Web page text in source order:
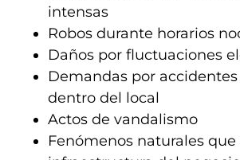
intensas
Robos durante horarios
Daños por fluctuaciones
Demandas por
dentro del local
Actos de vandalismo
Fenómenos naturales